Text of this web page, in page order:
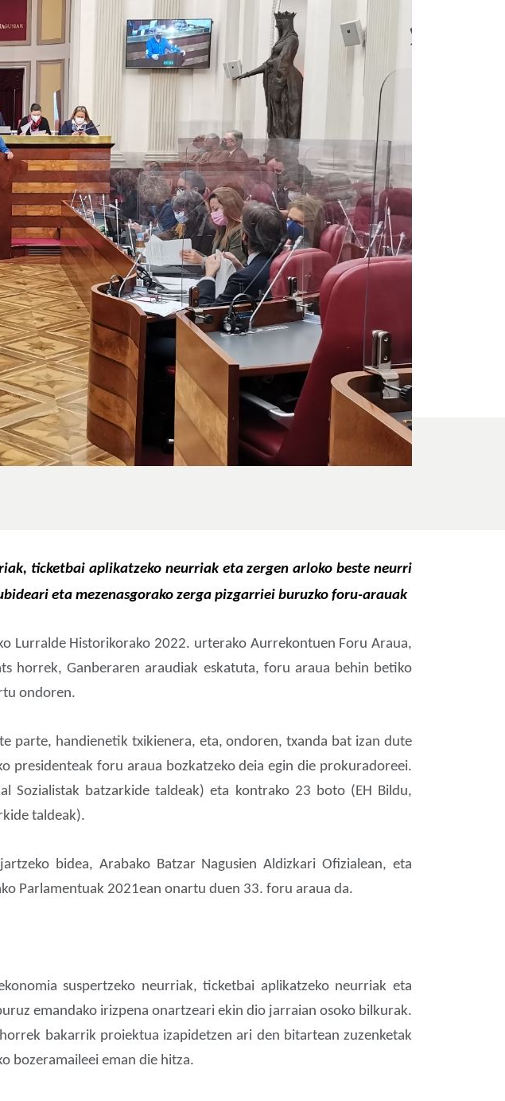
ticketbai aplikatzeko neurriak eta zergen arloko beste neurri
eta mezenasgorako zerga pizgarriei buruzko foru-arauak
Lurralde Historikorako 2022. urterako Aurrekontuen Foru Araua,
horrek, Ganberaren araudiak eskatuta, foru araua behin betiko
ondoren.
parte, handienetik txikienera, eta, ondoren, txanda bat izan dute
presidenteak foru araua bozkatzeko deia egin die prokuradoreei.
Sozialistak batzarkide taldeak) eta kontrako 23 boto (EH Bildu,
taldeak).
bidea, Arabako Batzar Nagusien Aldizkari Ofizialean, eta
Parlamentuak 2021ean onartu duen 33. foru araua da.
suspertzeko neurriak, ticketbai aplikatzeko neurriak eta
emandako irizpena onartzeari ekin dio jarraian osoko bilkurak.
bakarrik proiektua izapidetzen ari den bitartean zuzenketak
bozeramaileei eman die hitza.